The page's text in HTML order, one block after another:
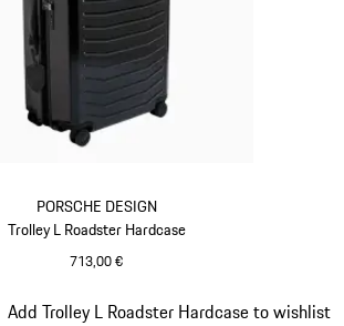
PORSCHE DESIGN
Trolley L Roadster Hardcase
713,00 €
Add Trolley L Roadster Hardcase to wishlist